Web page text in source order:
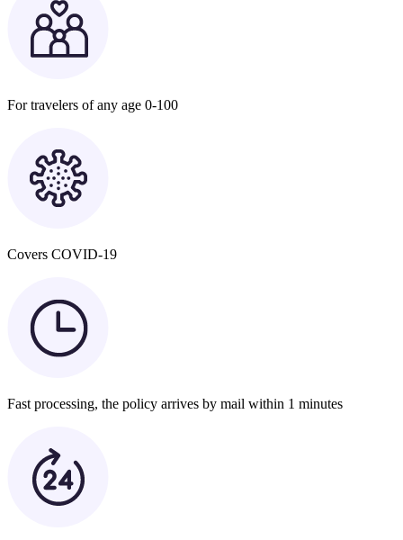
For travelers of any age 0-100
Covers COVID-19
Fast processing, the policy arrives by mail within 1 minutes